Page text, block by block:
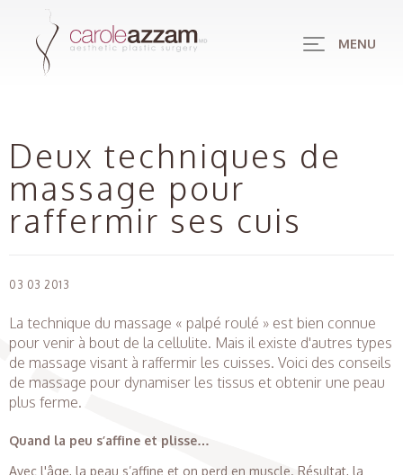
MENU
Deux techniques de
massage pour
raffermir ses cuis
03 03 2013
La technique du massage « palpé roulé » est bien connue
pour venir à bout de la cellulite. Mais il existe d'autres types
de massage visant à raffermir les cuisses. Voici des conseils
de massage pour dynamiser les tissus et obtenir une peau
plus ferme.
Quand la peu s’affine et plisse…
Avec l'âge, la peau s’affine et on perd en muscle. Résultat, la